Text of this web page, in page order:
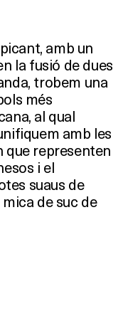
amb un
la fusió de dues
trobem una
més
al qual
amb les
que representen
i el
suaus de
de suc de